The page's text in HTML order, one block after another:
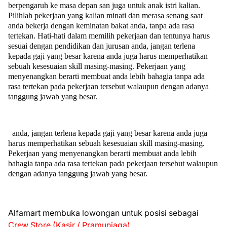
berpengaruh ke masa depan san juga untuk anak istri kalian.
Pilihlah pekerjaan yang kalian minati dan merasa senang saat
anda bekerja dengan keminatan bakat anda, tanpa ada rasa
tertekan. Hati-hati dalam memilih pekerjaan dan tentunya harus
sesuai dengan pendidikan dan jurusan anda, jangan terlena
kepada gaji yang besar karena anda juga harus memperhatikan
sebuah kesesuaian skill masing-masing. Pekerjaan yang
menyenangkan berarti membuat anda lebih bahagia tanpa ada
rasa tertekan pada pekerjaan tersebut walaupun dengan adanya
tanggung jawab yang besar.
anda, jangan terlena kepada gaji yang besar karena anda juga
harus memperhatikan sebuah kesesuaian skill masing-masing.
Pekerjaan yang menyenangkan berarti membuat anda lebih
bahagia tanpa ada rasa tertekan pada pekerjaan tersebut walaupun
dengan adanya tanggung jawab yang besar.
Alfamart membuka lowongan untuk posisi sebagai
Crew Store (Kasir / Pramuniaga)